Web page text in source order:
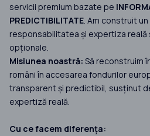
servicii premium bazate pe
PREDICTIBILITATE. Am construit
responsabilitatea și expertiza reală
opționale.
Misiunea noastră: Să reconstruim
români în accesarea fondurilor
transparent și predictibil, susținut
expertiză reală.
Cu ce facem diferența: